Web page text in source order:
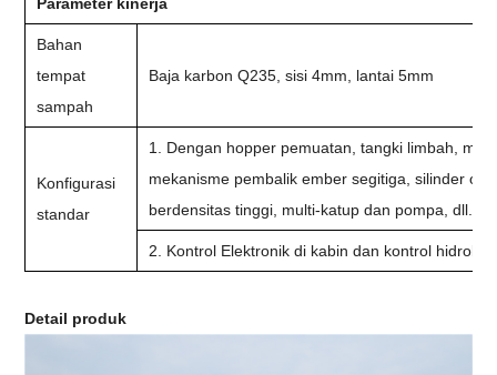
Parameter kinerja
Bahan
tempat
sampah
Baja karbon Q235, sisi 4mm, lantai 5mm
Konfigurasi
standar
1. Dengan hopper pemuatan, tangki limbah,
mekanisme pembalik ember segitiga, silinder
berdensitas tinggi, multi-katup dan
2. Kontrol Elektronik di kabin dan kontrol hidrolik
Detail produk